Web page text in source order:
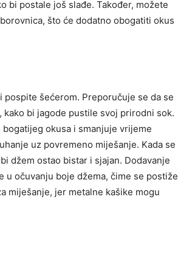
bi postale još slađe. Također, možete
što će dodatno obogatiti okus
šećerom. Preporučuje se da se
bi jagode pustile svoj prirodni sok.
okusa i smanjuje vrijeme
uz povremeno miješanje. Kada se
džem ostao bistar i sjajan. Dodavanje
u očuvanju boje džema, čime se postiže
miješanje, jer metalne kašike mogu